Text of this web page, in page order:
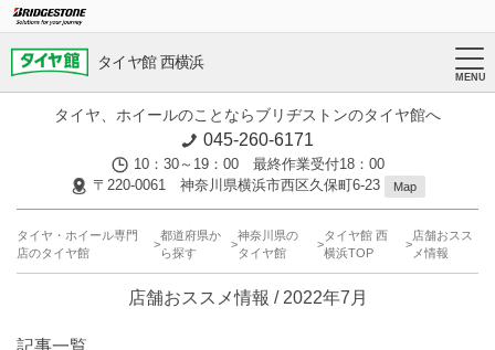
タイヤ館 西横浜
タイヤ、ホイールのことならブリヂストンのタイヤ館へ
045-260-6171
10：30～19：00 最終作業受付18：00
〒220-0061 神奈川県横浜市西区久保町6-23
Map
タイヤ・ホイール専門
店のタイヤ館
都道府県か
ら探す
神奈川県の
タイヤ館
タイヤ館 西
横浜TOP
店舗おスス
メ情報
店舗おススメ情報 / 2022年7月
記事一覧